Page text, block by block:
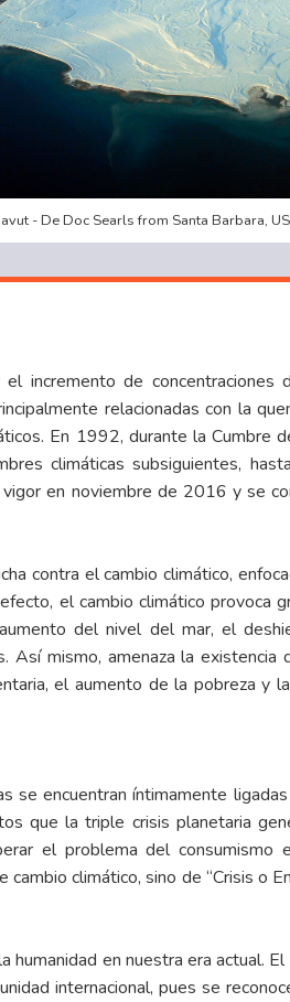
- De Doc Searls from Santa Barbara,
incremento de concentraciones
relacionadas con la
En 1992, durante la Cumbre
climáticas subsiguientes,
en noviembre de 2016 y se
contra el cambio climático,
el cambio climático provoca
del nivel del mar, el
mismo, amenaza la existencia
el aumento de la pobreza y
se encuentran íntimamente
que la triple crisis planetaria
el problema del consumismo
climático, sino de “Crisis o
en nuestra era actual.
internacional, pues se